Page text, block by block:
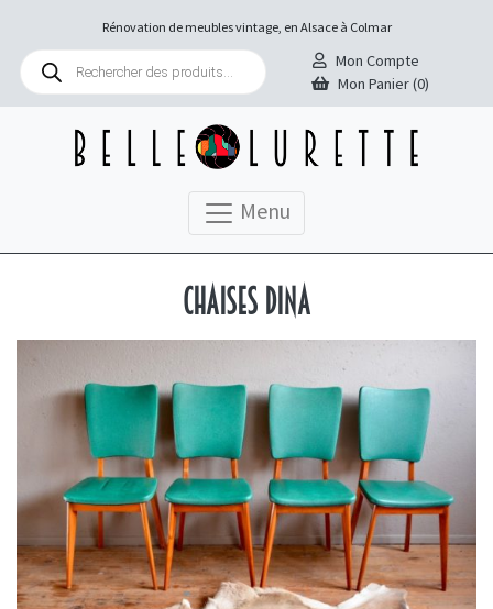
Rénovation de meubles vintage, en Alsace à Colmar
Recherche
produits
Mon Compte
Mon Panier (0)
Menu
Chaises Dina